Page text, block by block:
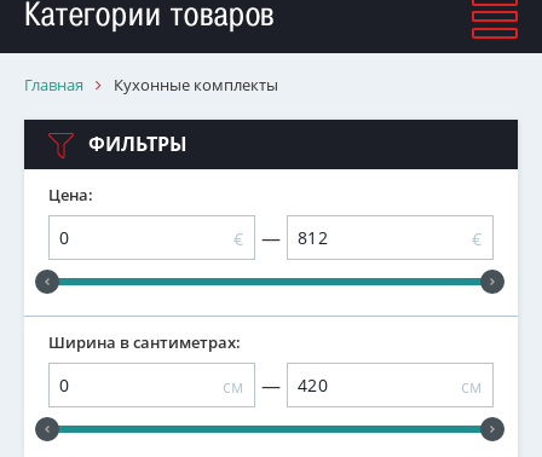
Категории товаров
Главная Кухонные комплекты
ФИЛЬТРЫ
Цена:
€ — €
Ширина в сантиметрах:
см — см